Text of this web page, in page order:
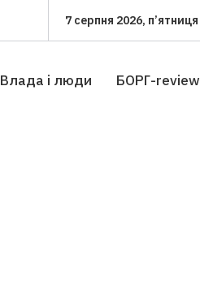
7 серпня 2026, п’ятниця
Влада i люди БОРГ-review